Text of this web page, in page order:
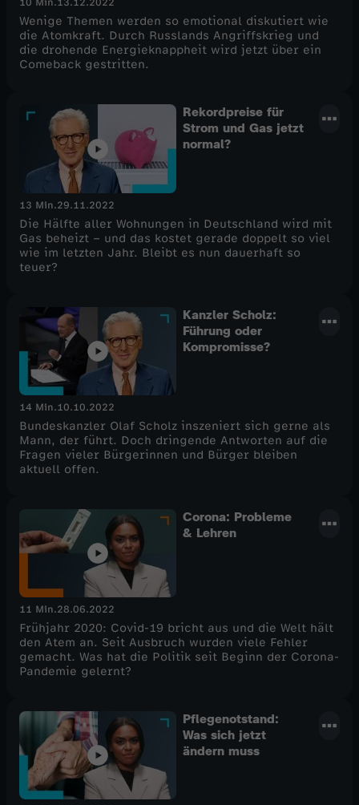
10 Min.13.12.2022
Wenige Themen werden so emotional diskutiert wie
die Atomkraft. Durch Russlands Angriffskrieg und
die drohende Energieknappheit wird jetzt über ein
Comeback gestritten.
Rekordpreise für
Strom und Gas jetzt
normal?
13 Min.29.11.2022
Die Hälfte aller Wohnungen in Deutschland wird mit
Gas beheizt – und das kostet gerade doppelt so viel
wie im letzten Jahr. Bleibt es nun dauerhaft so
teuer?
Kanzler Scholz:
Führung oder
Kompromisse?
14 Min.10.10.2022
Bundeskanzler Olaf Scholz inszeniert sich gerne als
Mann, der führt. Doch dringende Antworten auf die
Fragen vieler Bürgerinnen und Bürger bleiben
aktuell offen.
Corona: Probleme
& Lehren
11 Min.28.06.2022
Frühjahr 2020: Covid-19 bricht aus und die Welt hält
den Atem an. Seit Ausbruch wurden viele Fehler
gemacht. Was hat die Politik seit Beginn der Corona-
Pandemie gelernt?
Pflegenotstand:
Was sich jetzt
ändern muss